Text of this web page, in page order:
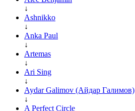
↓
Ashnikko
↓
Anka Paul
↓
Artemas
↓
Ari Sing
↓
Aydar Galimov (Айдар Галимов)
↓
A Perfect Circle